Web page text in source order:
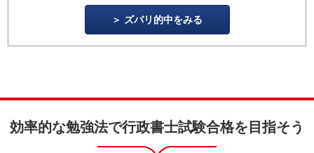
ズバリ的中をみる
効率的な勉強法で行政書士試験合格を目指そう